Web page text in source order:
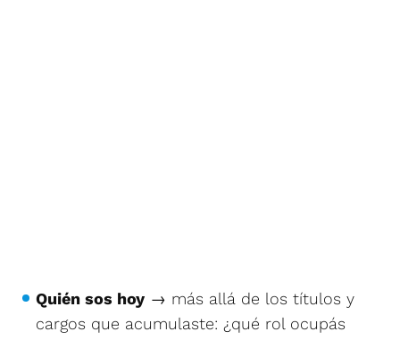
Quién sos hoy → más allá de los títulos y
cargos que acumulaste: ¿qué rol ocupás